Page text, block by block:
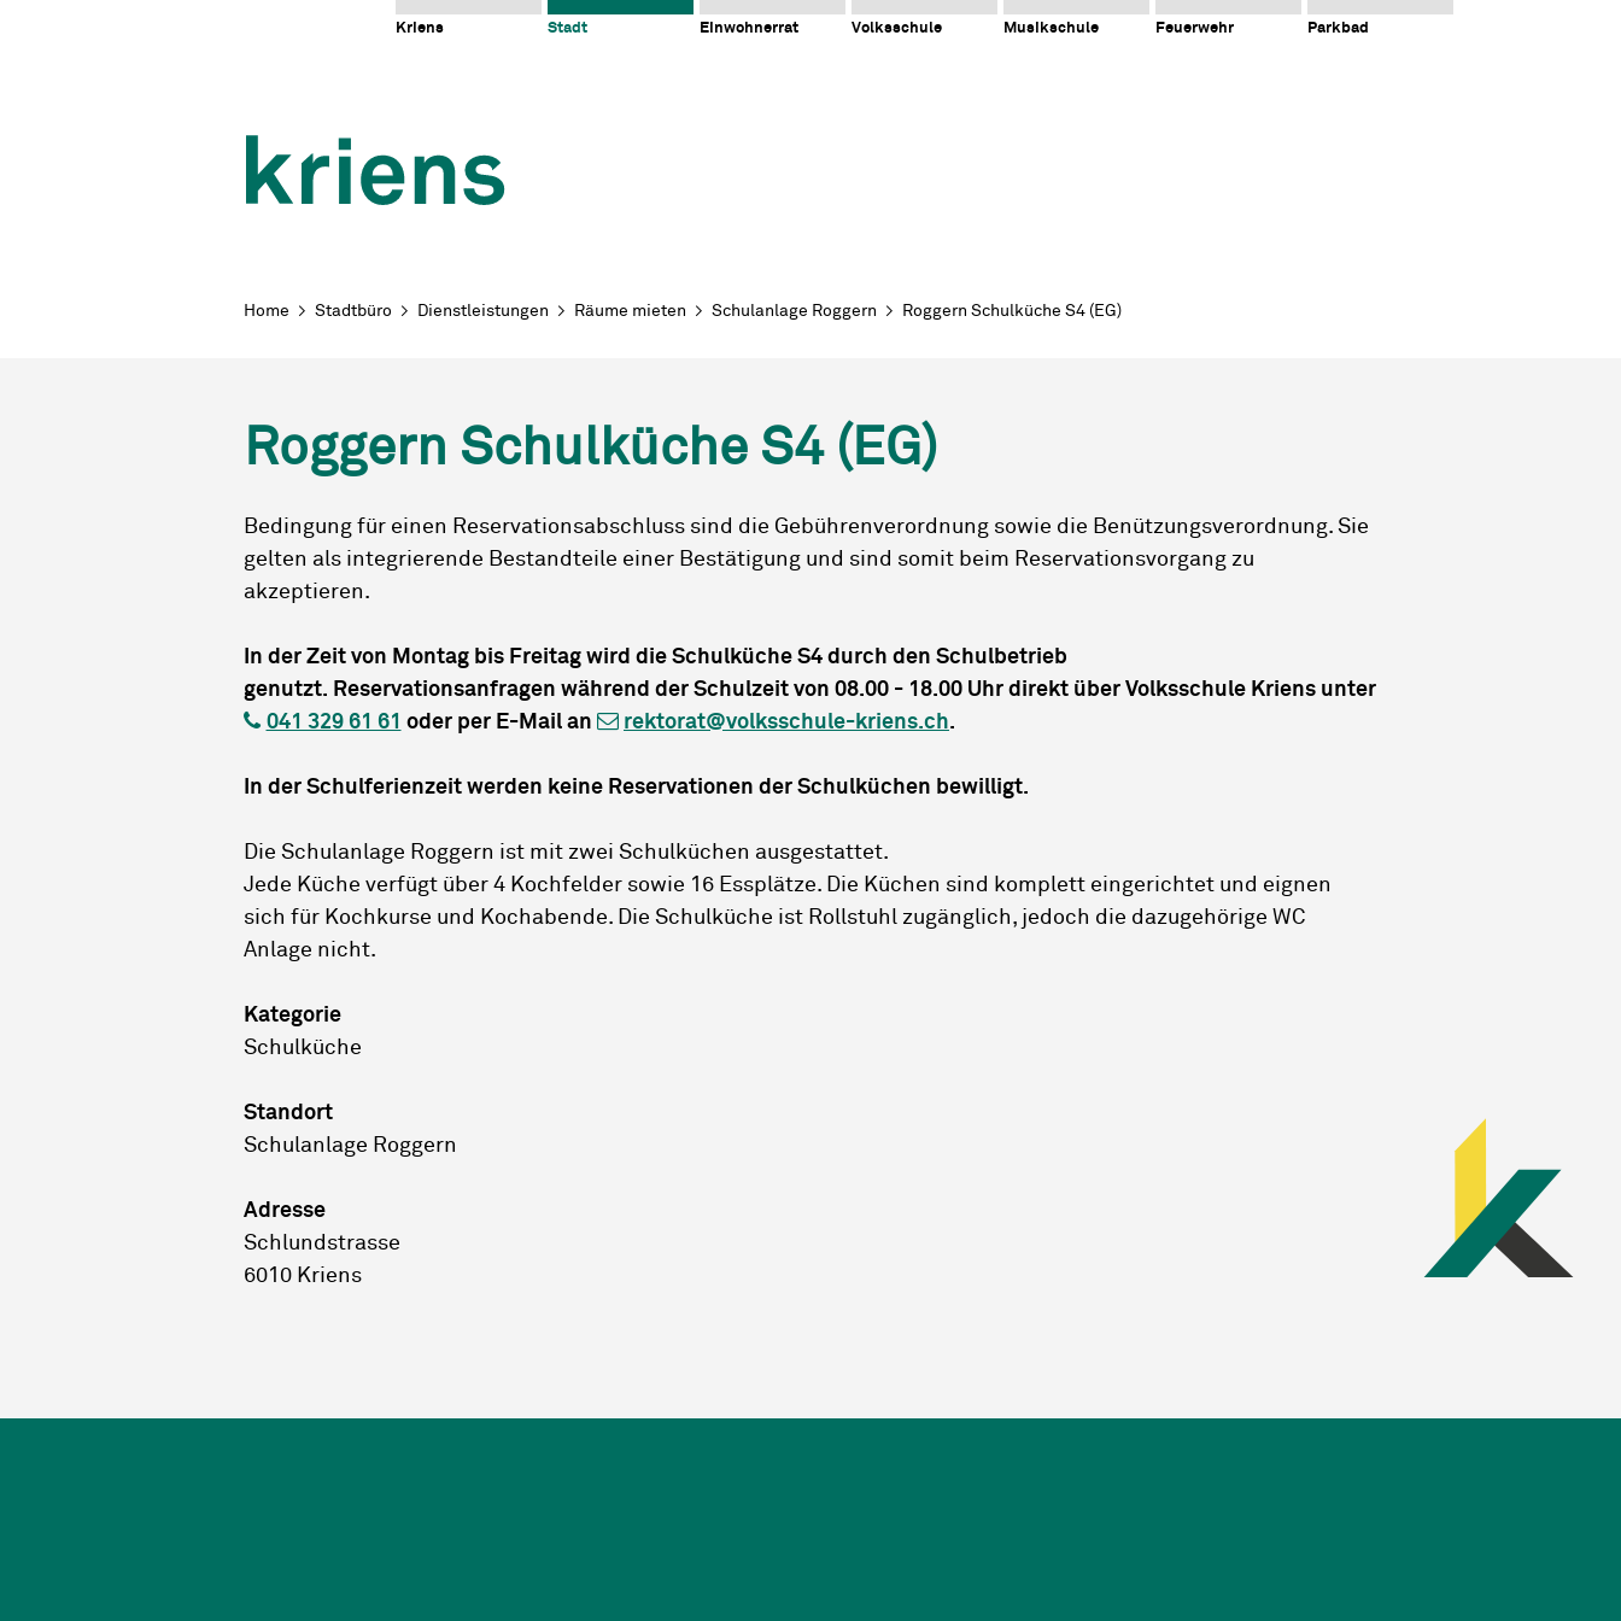
Navigieren in Kriens
Kriens Stadt Einwohnerrat Volksschule Musikschule Feuerwehr Parkbad
Breadcrumb
Home Stadtbüro Dienstleistungen Räume mieten Schulanlage Roggern Roggern Schulküche S4 (EG)
Roggern Schulküche S4 (EG)
Bedingung für einen Reservationsabschluss sind die Gebührenverordnung sowie die Benützungsverordnung. Sie
gelten als integrierende Bestandteile einer Bestätigung und sind somit beim Reservationsvorgang zu
akzeptieren.
In der Zeit von Montag bis Freitag wird die Schulküche S4 durch den Schulbetrieb
genutzt. Reservationsanfragen während der Schulzeit von 08.00 - 18.00 Uhr direkt über Volksschule Kriens unter
041 329 61 61 oder per E-Mail an rektorat@volksschule-kriens.ch.
In der Schulferienzeit werden keine Reservationen der Schulküchen bewilligt.
Die Schulanlage Roggern ist mit zwei Schulküchen ausgestattet.
Jede Küche verfügt über 4 Kochfelder sowie 16 Essplätze. Die Küchen sind komplett eingerichtet und eignen
sich für Kochkurse und Kochabende. Die Schulküche ist Rollstuhl zugänglich, jedoch die dazugehörige WC
Anlage nicht.
Kategorie
Schulküche
Standort
Schulanlage Roggern
Adresse
Schlundstrasse
6010 Kriens